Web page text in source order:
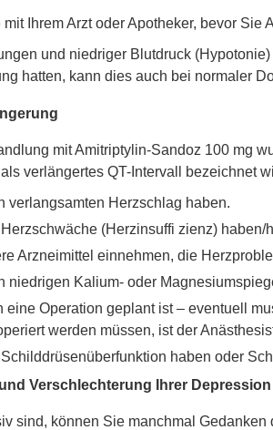
Ihrem Arzt oder Apotheker, bevor Sie
und niedriger Blutdruck
hatten, kann dies auch bei normaler
mit Amitriptylin-Sandoz 100 mg
verlängertes QT-Intervall bezeichnet
verlangsamten Herzschlag haben.
(Herzinsuffi zienz)
Arzneimittel einnehmen, die
niedrigen Kalium- oder
eine Operation geplant ist – eventuell
werden müssen, ist der
haben oder
Verschlechterung Ihrer Depression
sind, können Sie manchmal